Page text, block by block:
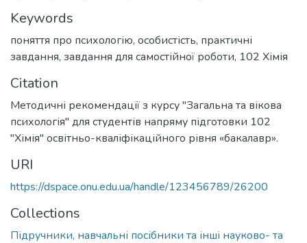
Keywords
поняття про психологію, особистість, практичні
завдання, завдання для самостійної роботи, 102 Хімія
Citation
Методичні рекомендації з курсу "Загальна та вікова
психологія" для студентів напряму підготовки 102
"Хімія" освітньо-кваліфікаційного рівня «бакалавр».
URI
https://dspace.onu.edu.ua/handle/123456789/26200
Collections
Підручники, навчальні посібники та інші науково- та